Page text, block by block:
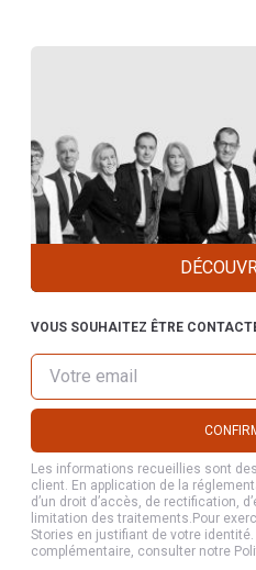
VOUS SOUHAITEZ ÊTRE
Les informations recueillies sont
client. En application de la
d’un droit d’accès, de rectification,
limitation des traitements.Pour
Stories en justifiant de votre
complémentaire, consulter notre